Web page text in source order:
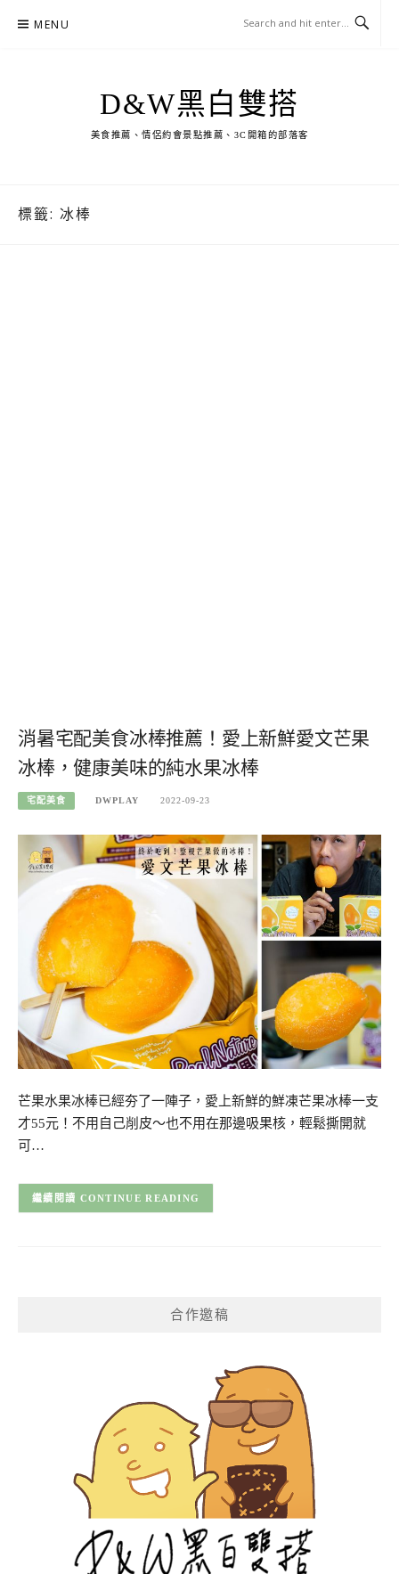
MENU
D&W黑白雙搭
美食推薦、情侶約會景點推薦、3C開箱的部落客
標籤: 冰棒
消暑宅配美食冰棒推薦！愛上新鮮愛文芒果
冰棒，健康美味的純水果冰棒
宅配美食 DWPLAY 2022-09-23
芒果水果冰棒已經夯了一陣子，愛上新鮮的鮮凍芒果冰棒一支
才55元！不用自己削皮～也不用在那邊吸果核，輕鬆撕開就
可…
CONTINUE READING
合作邀稿